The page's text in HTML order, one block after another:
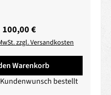
Regulärer Preis:
100,00 €
zzgl. Versandkosten
Warenkorb
bestellt